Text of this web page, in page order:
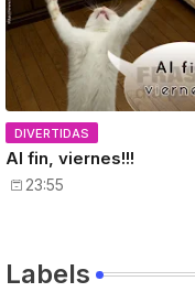
DIVERTIDAS
Al fin, viernes!!!
23:55
Labels